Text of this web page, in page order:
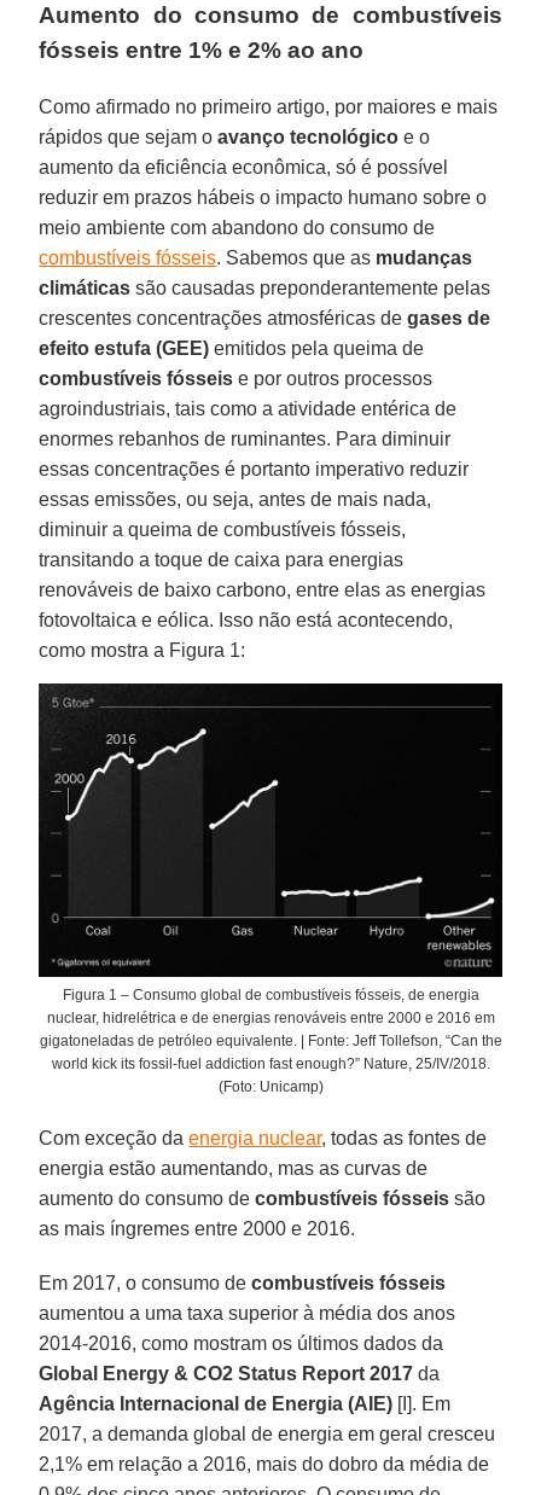
Aumento do consumo de combustíveis
fósseis entre 1% e 2% ao ano
Como afirmado no primeiro artigo, por maiores e mais
rápidos que sejam oavanço tecnológico e o
aumento da eficiência econômica, só é possível
reduzir em prazos hábeis o impacto humano sobre o
meio ambiente com abandono do consumo de
combustíveis fósseis. Sabemos que as mudanças
climáticas são causadas preponderantemente pelas
crescentes concentrações atmosféricas degases de
efeito estufa (GEE) emitidos pela queima de
combustíveis fósseis e por outros processos
agroindustriais, tais como a atividade entérica de
enormes rebanhos de ruminantes. Para diminuir
essas concentrações é portanto imperativo reduzir
essas emissões, ou seja, antes de mais nada,
diminuir a queima de combustíveis fósseis,
transitando a toque de caixa para energias
renováveis de baixo carbono, entre elas as energias
fotovoltaica e eólica. Isso não está acontecendo,
como mostra a Figura 1:
Figura 1 – Consumo global de combustíveis fósseis, de energia
nuclear, hidrelétrica e de energias renováveis entre 2000 e 2016 em
gigatoneladas de petróleo equivalente. | Fonte: Jeff Tollefson, “Can the
world kick its fossil-fuel addiction fast enough?” Nature, 25/IV/2018.
(Foto: Unicamp)
Com exceção daenergia nuclear, todas as fontes de
energia estão aumentando, mas as curvas de
aumento do consumo decombustíveis fósseis são
as mais íngremes entre 2000 e 2016.
Em 2017, o consumo decombustíveis fósseis
aumentou a uma taxa superior à média dos anos
2014-2016, como mostram os últimos dados da
Global Energy & CO2 Status Report 2017 da
Agência Internacional de Energia (AIE) [I]. Em
2017, a demanda global de energia em geral cresceu
2,1% em relação a 2016, mais do dobro da média de